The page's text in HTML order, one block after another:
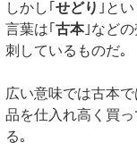
しかし｢ せどり ｣と
言葉は｢ 古本｣など
刺しているものだ｡
広い意味では古本
品を仕入れ高く買
る｡